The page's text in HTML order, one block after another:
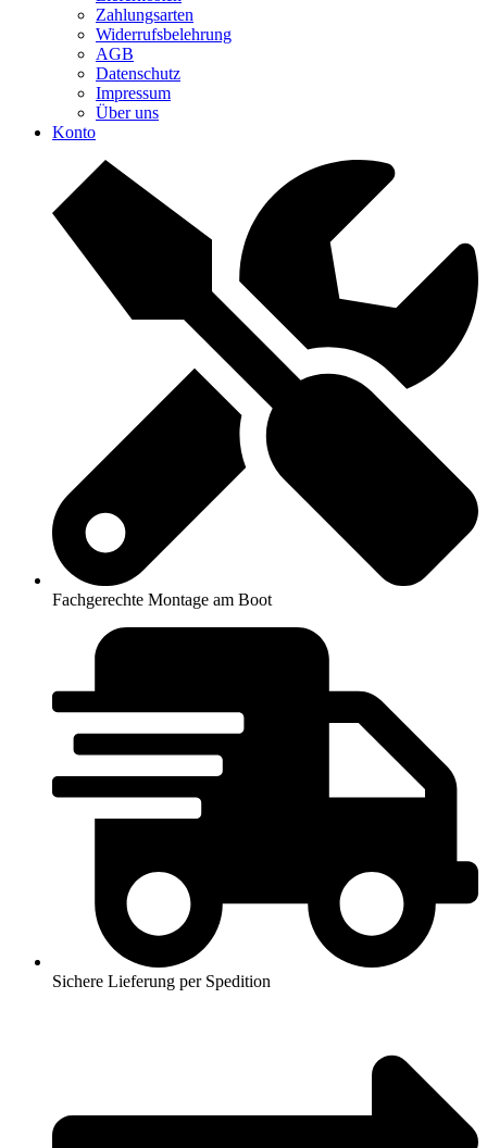
Zahlungsarten
Widerrufsbelehrung
AGB
Datenschutz
Impressum
Über uns
Konto
Fachgerechte Montage am Boot
Sichere Lieferung per Spedition